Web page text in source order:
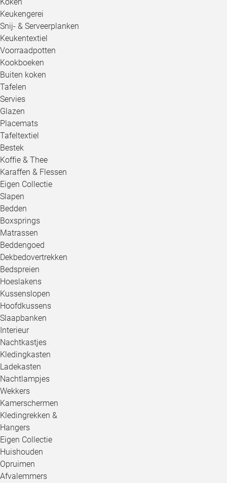
Keukengerei
Snij- & Serveerplanken
Keukentextiel
Voorraadpotten
Kookboeken
Buiten koken
Tafelen
Servies
Glazen
Placemats
Tafeltextiel
Bestek
Koffie & Thee
Karaffen & Flessen
Eigen Collectie
Slapen
Bedden
Boxsprings
Matrassen
Beddengoed
Dekbedovertrekken
Bedspreien
Hoeslakens
Kussenslopen
Hoofdkussens
Slaapbanken
Interieur
Nachtkastjes
Kledingkasten
Ladekasten
Nachtlampjes
Wekkers
Kamerschermen
Kledingrekken &
Hangers
Eigen Collectie
Huishouden
Opruimen
Afvalemmers